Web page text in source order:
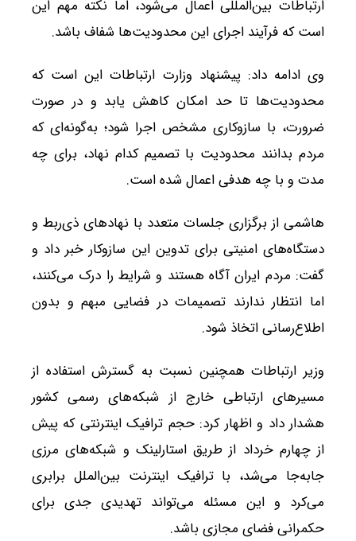
ارتباطات بین‌المللی اعمال می‌شود، اما نکته مهم این
است که فرآیند اجرای این محدودیت‌ها شفاف باشد.
وی ادامه داد: پیشنهاد وزارت ارتباطات این است که
محدودیت‌ها تا حد امکان کاهش یابد و در صورت
ضرورت، با سازوکاری مشخص اجرا شود؛ به‌گونه‌ای که
مردم بدانند محدودیت با تصمیم کدام نهاد، برای چه
مدت و با چه هدفی اعمال شده است.
هاشمی از برگزاری جلسات متعدد با نهادهای ذی‌ربط و
دستگاه‌های امنیتی برای تدوین این سازوکار خبر داد و
گفت: مردم ایران آگاه هستند و شرایط را درک می‌کنند،
اما انتظار ندارند تصمیمات در فضایی مبهم و بدون
اطلاع‌رسانی اتخاذ شود.
وزیر ارتباطات همچنین نسبت به گسترش استفاده از
مسیرهای ارتباطی خارج از شبکه‌های رسمی کشور
هشدار داد و اظهار کرد: حجم ترافیک اینترنتی که پیش
از چهارم خرداد از طریق استارلینک و شبکه‌های مرزی
جابه‌جا می‌شد، با ترافیک اینترنت بین‌الملل برابری
می‌کرد و این مسئله می‌تواند تهدیدی جدی برای
حکمرانی فضای مجازی باشد.